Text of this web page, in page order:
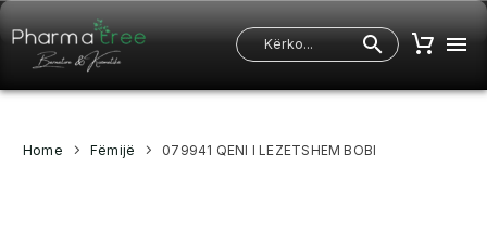
Home Fëmijë 079941 QENI I LEZETSHEM BOBI